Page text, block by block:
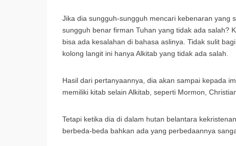
Jika dia sungguh-sungguh mencari kebenaran yang
sungguh benar firman Tuhan yang tidak ada salah?
bisa ada kesalahan di bahasa aslinya. Tidak sulit
kolong langit ini hanya Alkitab yang tidak ada salah.
Hasil dari pertanyaannya, dia akan sampai kepada
memiliki kitab selain Alkitab, seperti Mormon,
Tetapi ketika dia di dalam hutan belantara
berbeda-beda bahkan ada yang perbedaannya